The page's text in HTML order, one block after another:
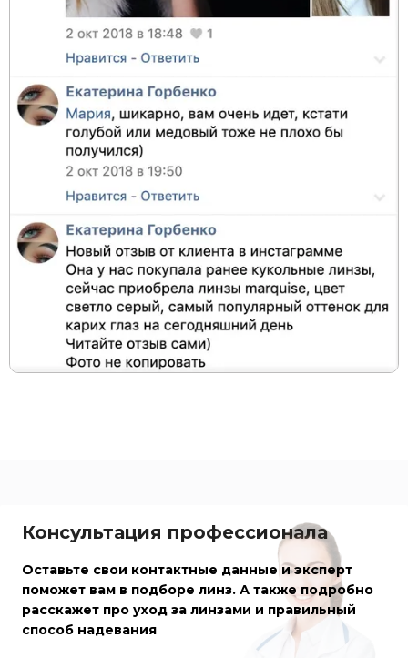
Консультация профессионала
Оставьте свои контактные данные и эксперт
поможет вам в подборе линз. А также подробно
расскажет про уход за линзами и правильный
способ надевания